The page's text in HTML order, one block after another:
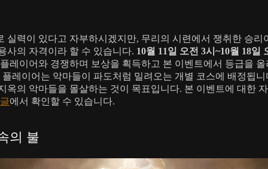
실력이 있다고 자부하시겠지만, 무리의 시련에서 쟁취한 승리
사의 자격이라 할 수 있습니다. 10월 11일 오전 3시~10월 18일
레이어와 경쟁하며 보상을 획득하고 본 이벤트에서 등급을 올
플레이어는 악마들이 파도처럼 밀려오는 개별 코스에 배정됩니
옥의 악마들을 몰살하는 것이 목표입니다. 본 이벤트에 대한
에서 확인할 수 있습니다.
의 불